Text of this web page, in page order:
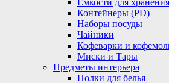
Емкости для
Контейнеры (PD)
Наборы посуды
Чайники
Кофеварки и
Миски и Тары
Предметы интерьера
Полки для белья